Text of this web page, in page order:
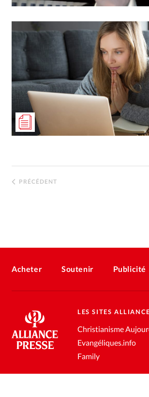
PRÉCÉDENT
Acheter Soutenir Publicité
LES SITES
Christianisme
Evangéliques.info
Family